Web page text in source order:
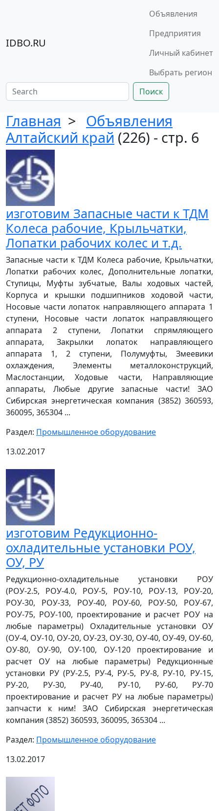
IDBO.RU
Объявления
Предприятия
Личный кабинет
Выбрать регион
Поиск
Главная > Объявления
Алтайский край (226) - стр. 6
изготовим Запасные части к ТДМ
Колеса рабочие, Крыльчатки,
Лопатки рабочих колес и т.д.
Запасные части к ТДМ Колеса рабочие, Крыльчатки,
Лопатки рабочих колес, Дополнительные лопатки,
Ступицы, Муфты зубчатые, Валы ходовых частей,
Корпуса и крышки подшипников ходовой части,
Носовые части лопаток направляющего аппарата 1
ступени, Носовые части лопаток направляющего
аппарата 2 ступени, Лопатки спрямляющего
аппарата, Закрылки лопаток направляющего
аппарата 1, 2 ступени, Полумуфты, Змеевики
охлаждения, Элементы металлоконструкций,
Маслостанции, Ходовые части, Направляющие
аппараты, Любые другие запасные части! ЗАО
Сибирская энергетическая компания (3852) 360593,
360095, 365304 ...
Раздел: Промышленное оборудование
13.02.2017
изготовим Редукционно-
охладительные установки РОУ,
ОУ, РУ
Редукционно-охладительные установки РОУ
(РОУ-2.5, РОУ-4.0, РОУ-5, РОУ-10, РОУ-13, РОУ-20,
РОУ-30, РОУ-33, РОУ-40, РОУ-60, РОУ-50, РОУ-67,
РОУ-75, РОУ-100, проектирование и расчет РОУ на
любые параметры) Охладительные установки ОУ
(ОУ-4, ОУ-10, ОУ-20, ОУ-23, ОУ-30, ОУ-40, ОУ-49, ОУ-60,
ОУ-80, ОУ-90, ОУ-100, ОУ-120 проектирование и
расчет ОУ на любые параметры) Редукционные
установки РУ (РУ-2.5, РУ-4, РУ-5, РУ-8, РУ-10, РУ-15,
РУ-20, РУ-30, РУ-40, РУ-10, РУ-60, РУ-70
проектирование и расчет РУ на любые параметры)
запчасти к ним! ЗАО Сибирская энергетическая
компания (3852) 360593, 360095, 365304 ...
Раздел: Промышленное оборудование
13.02.2017